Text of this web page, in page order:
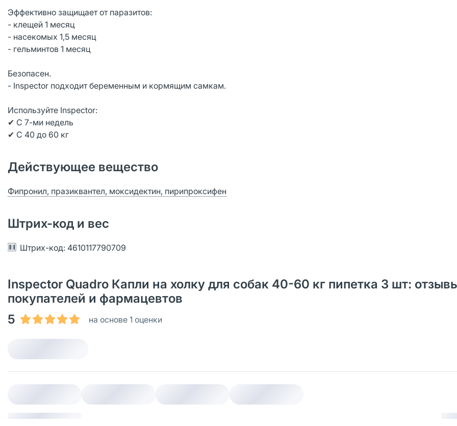
Эффективно защищает от паразитов:
- клещей 1 месяц
- насекомых 1,5 месяц
- гельминтов 1 месяц
Безопасен.
- Inspector подходит беременным и кормящим самкам.
Используйте Inspector:
✔ С 7-ми недель
✔ С 40 до 60 кг
Действующее вещество
Фипронил, празиквантел, моксидектин, пирипроксифен
Штрих-код и вес
Штрих-код: 4610117790709
Inspector Quadro Капли на холку для собак 40-60 кг пипетка 3 шт:
покупателей и фармацевтов
5
на основе 1 оценки